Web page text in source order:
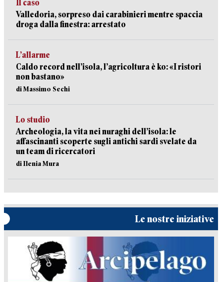
Il caso
Valledoria, sorpreso dai carabinieri mentre spaccia
droga dalla finestra: arrestato
L’allarme
Caldo record nell’isola, l’agricoltura è ko: «I ristori
non bastano»
di Massimo Sechi
Lo studio
Archeologia, la vita nei nuraghi dell’isola: le
affascinanti scoperte sugli antichi sardi svelate da
un team di ricercatori
di Ilenia Mura
Le nostre iniziative